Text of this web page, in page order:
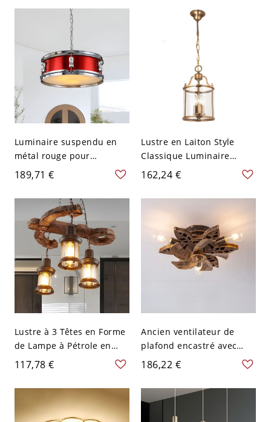
120 V
Suspendue Intérieure -
110 V-120 V 3 Blanc
Luminaire suspendu en
métal rouge pour
tambour avec 3 ampoules
pour café-restaurant
189,71 €
Lustre en Laiton Style
Classique Luminaire
Suspendu en Métal Abat-
Jour Cylindre en Verre -
110 V-120 V Laiton 3
162,24 €
Lustre à 3 Têtes en Forme
de Lampe à Pétrole en
Noir Abat-Jour en Verre
Transparent Lampe de
Plafond Style Rustique
avec Design d'Ancre en
Bois - 110 V-120 V Noir
117,78 €
Ancien ventilateur de
plafond encastré avec
lames dorées et lumière
LED/incandescente/fluore
scente, 110V-120V, 3
186,22 €